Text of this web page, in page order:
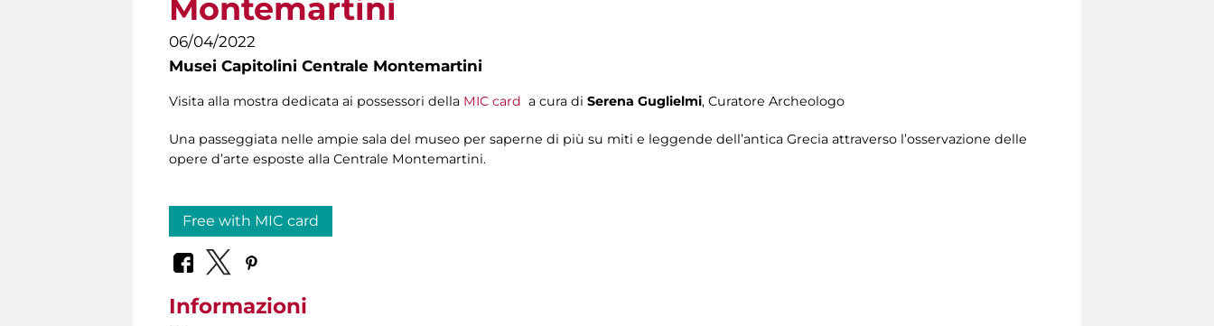
Montemartini
06/04/2022
Musei Capitolini Centrale Montemartini
Visita alla mostra dedicata ai possessori della MIC card a cura di Serena Guglielmi, Curatore Archeologo
Una passeggiata nelle ampie sala del museo per saperne di più su miti e leggende dell’antica Grecia attraverso l’osservazione delle
opere d’arte esposte alla Centrale Montemartini.
Free with MIC card
Informazioni